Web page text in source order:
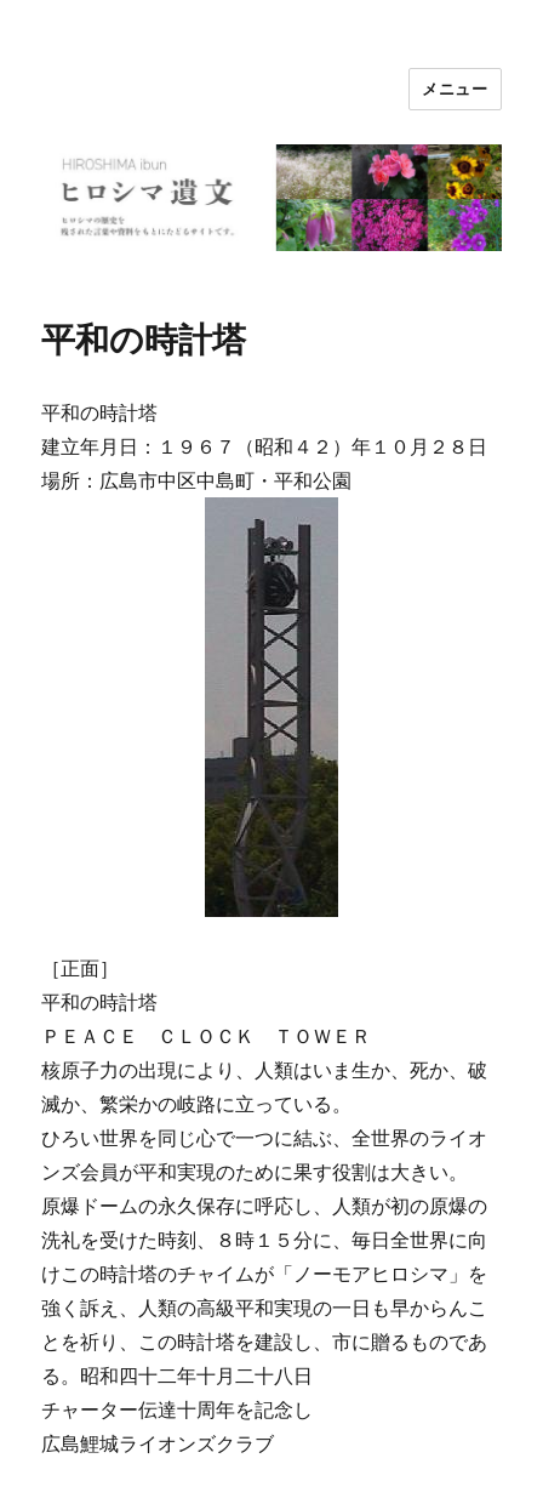
メニュー
平和の時計塔
平和の時計塔
建立年月日：１９６７（昭和４２）年１０月２８日
場所：広島市中区中島町・平和公園
［正面］
平和の時計塔
ＰＥＡＣＥ ＣＬＯＣＫ ＴＯＷＥＲ
核原子力の出現により、人類はいま生か、死か、破
滅か、繁栄かの岐路に立っている。
ひろい世界を同じ心で一つに結ぶ、全世界のライオ
ンズ会員が平和実現のために果す役割は大きい。
原爆ドームの永久保存に呼応し、人類が初の原爆の
洗礼を受けた時刻、８時１５分に、毎日全世界に向
けこの時計塔のチャイムが「ノーモアヒロシマ」を
強く訴え、人類の高級平和実現の一日も早からんこ
とを祈り、この時計塔を建設し、市に贈るものであ
る。昭和四十二年十月二十八日
チャーター伝達十周年を記念し
広島鯉城ライオンズクラブ